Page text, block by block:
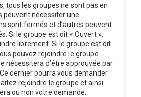
tous les groupes ne sont pas en
peuvent nécessiter une
sont fermés et d’autres peuvent
Si le groupe est dit « Ouvert »,
librement. Si le groupe est dit
pouvez rejoindre le groupe
nécessitera d’être approuvée par
dernier pourra vous demander
rejoindre le groupe et ainsi
ou non votre demande.